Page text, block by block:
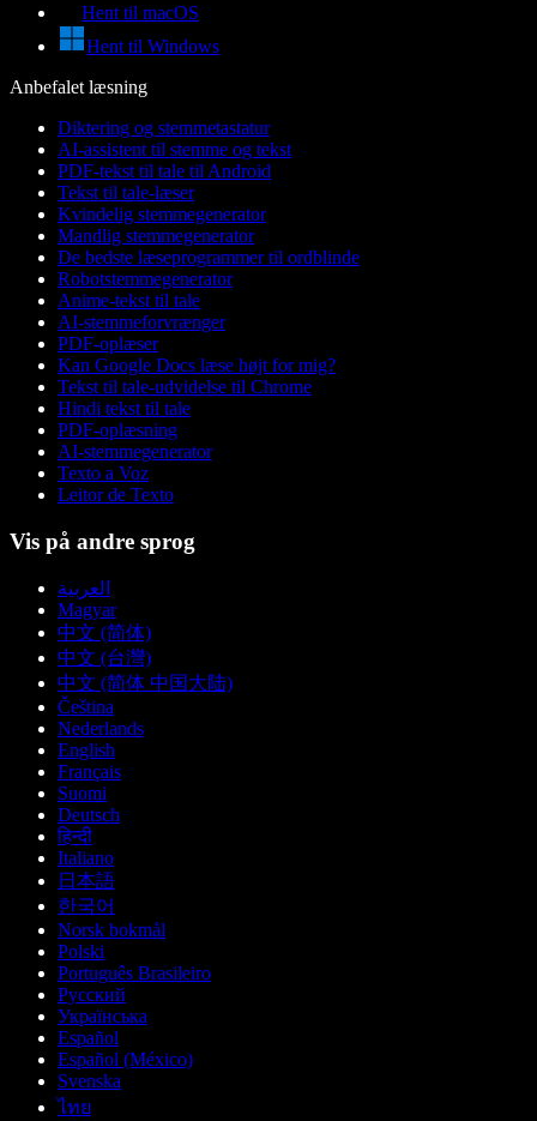
Hent til macOS
Hent til Windows
Anbefalet læsning
Diktering og stemmetastatur
AI-assistent til stemme og tekst
PDF-tekst til tale til Android
Tekst til tale-læser
Kvindelig stemmegenerator
Mandlig stemmegenerator
De bedste læseprogrammer til ordblinde
Robotstemmegenerator
Anime-tekst til tale
AI-stemmeforvrænger
PDF-oplæser
Kan Google Docs læse højt for mig?
Tekst til tale-udvidelse til Chrome
Hindi tekst til tale
PDF-oplæsning
AI-stemmegenerator
Texto a Voz
Leitor de Texto
Vis på andre sprog
العربية
Magyar
中文 (简体)
中文 (台灣)
中文 (简体 中国大陆)
Čeština
Nederlands
English
Français
Suomi
Deutsch
हिन्दी
Italiano
日本語
한국어
Norsk bokmål
Polski
Português Brasileiro
Русский
Українська
Español
Español (México)
Svenska
ไทย